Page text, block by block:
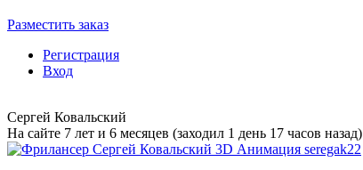
Разместить заказ
Регистрация
Вход
Сергей Ковальский
На сайте 7 лет и 6 месяцев (заходил 1 день 17 часов назад)